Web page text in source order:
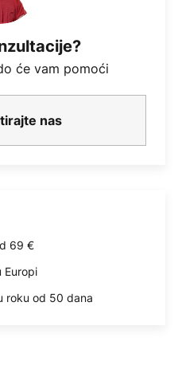
će vam pomoći
nas
69 €
Europi
roku od 50 dana